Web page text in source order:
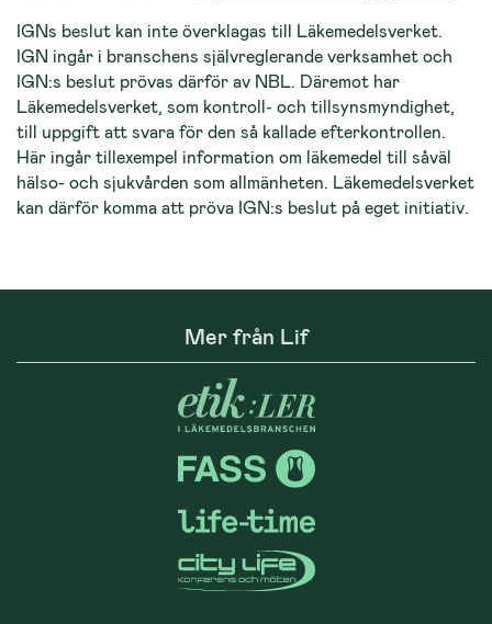
IGNs beslut kan inte överklagas till Läkemedelsverket.
IGN ingår i branschens självreglerande verksamhet och
IGN:s beslut prövas därför av NBL. Däremot har
Läkemedelsverket, som kontroll- och tillsynsmyndighet,
till uppgift att svara för den så kallade efterkontrollen.
Här ingår tillexempel information om läkemedel till såväl
hälso- och sjukvården som allmänheten. Läkemedelsverket
kan därför komma att pröva IGN:s beslut på eget initiativ.
Mer från Lif